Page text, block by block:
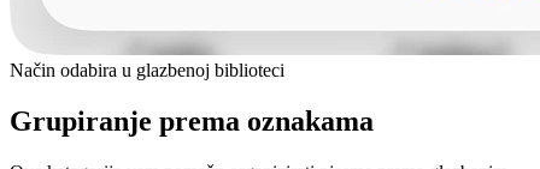
Način odabira u glazbenoj biblioteci
Grupiranje prema oznakama